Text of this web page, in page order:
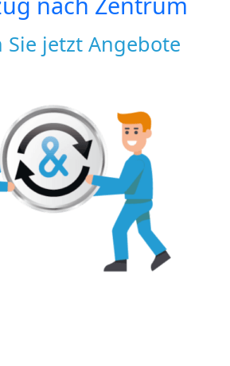
Sie jetzt Angebote